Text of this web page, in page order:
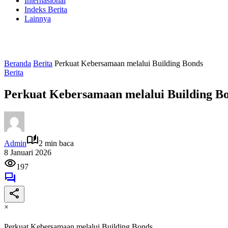
Indeks Berita
Lainnya
Beranda Berita Perkuat Kebersamaan melalui Building Bonds
Berita
Perkuat Kebersamaan melalui Building
Admin
2 min baca
8 Januari 2026
197
×